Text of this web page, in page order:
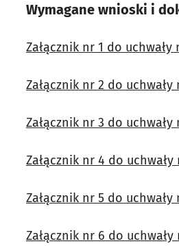
Wymagane wnioski i
Załącznik nr 1 do uchwały
Załącznik nr 2 do uchwały
Załącznik nr 3 do uchwały
Załącznik nr 4 do uchwały
Załącznik nr 5 do uchwały
Załącznik nr 6 do uchwały